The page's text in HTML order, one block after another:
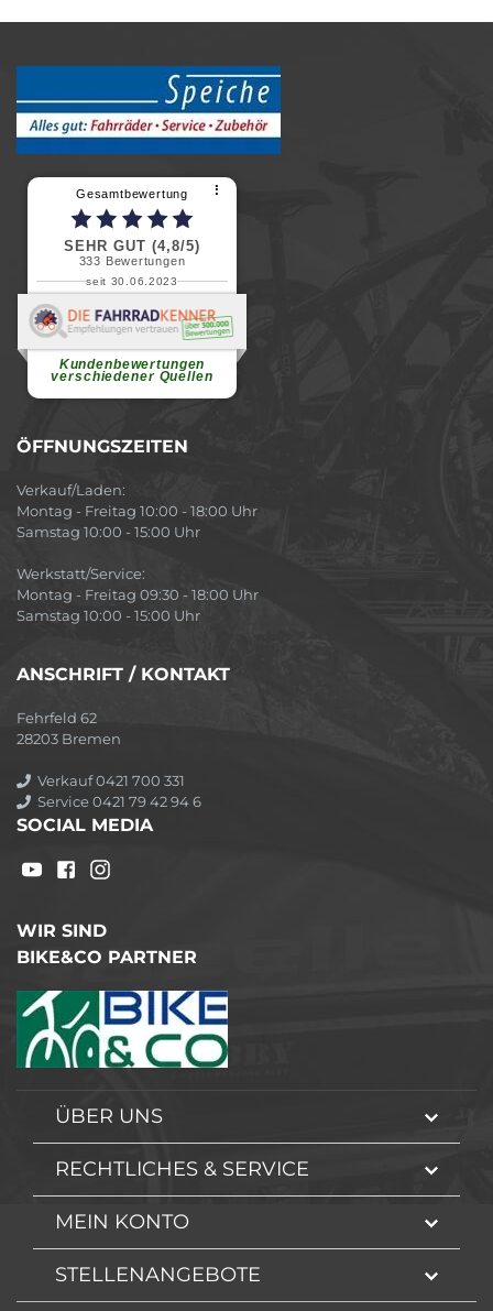
Gesamtbewertung ⠇
SEHR GUT (4,8/5)
333 Bewertungen
seit 30.06.2023
Kundenbewertungen
verschiedener Quellen
Renate H.
Vielen Dank für ein herzliches
ÖFFNUNGSZEITEN
Verkauf/Laden:
Montag - Freitag 10:00 - 18:00 Uhr
Samstag 10:00 - 15:00 Uhr
Werkstatt/Service:
Montag - Freitag 09:30 - 18:00 Uhr
Samstag 10:00 - 15:00 Uhr
ANSCHRIFT / KONTAKT
Fehrfeld 62
28203 Bremen
Verkauf 0421 700 331
Service 0421 79 42 94 6
SOCIAL MEDIA
WIR SIND
BIKE&CO PARTNER
ÜBER UNS
RECHTLICHES & SERVICE
MEIN KONTO
STELLENANGEBOTE